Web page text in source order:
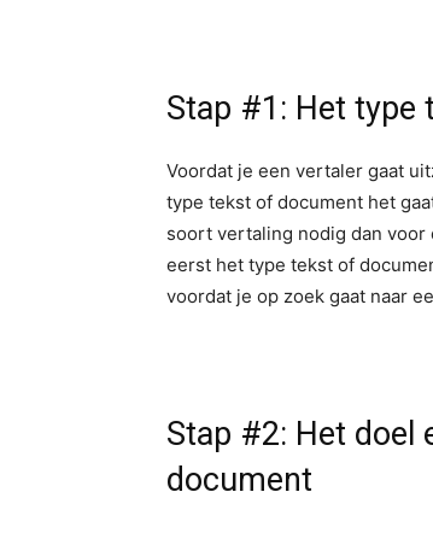
Stap #1: Het
Voordat je een vertaler gaat
type tekst of document het
soort vertaling nodig dan
eerst het type tekst of
voordat je op zoek gaat naar
Stap #2: Het doel
document